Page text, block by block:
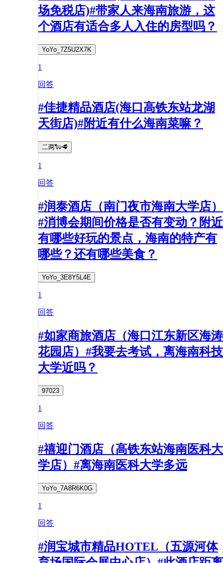
场免税店)#带家人来海南旅游，这
个酒店有适合多人入住的房型吗？
YoYo_7Z5U2X7K
1
回答
#佳捷精品酒店(海口高铁东站龙湖
天街店)#附近有什么海南菜嘛？
二两🐑🥩
1
回答
#润泰酒店（南门夜市海南大学店）
#消博会期间价格是否有变动？附近
有哪些好玩的景点，海南的特产有
哪些？还有哪些美食？
YoYo_3E8Y5L4E
1
回答
#如家商旅酒店（海口江东新区海涛
花园店）#我要去考试，离海南科技
大学近吗？
97023
1
回答
#禧迎门酒店（高铁东站海南医科大
学店）#离海南医科大学多远
YoYo_7A8R6K0G
1
回答
#润宝城市精品HOTEL（五源河体